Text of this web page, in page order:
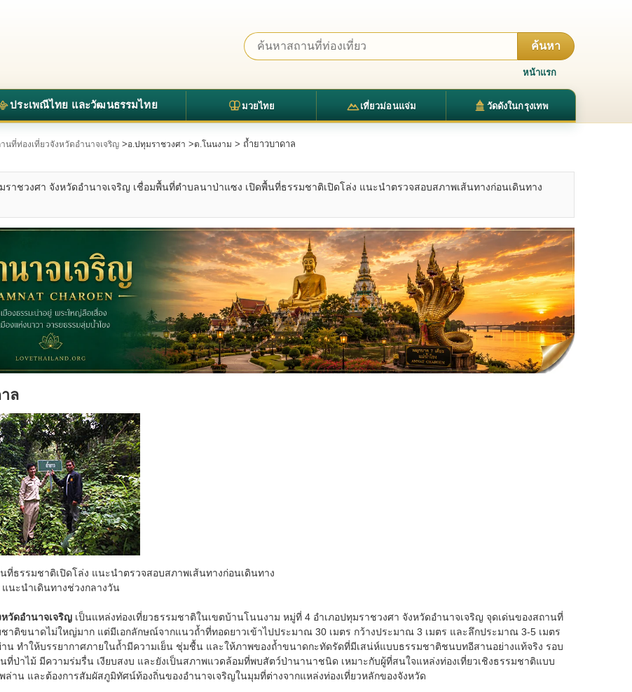
ค้นหา
หน้าแรก
ประเพณีไทย และวัฒนธรรมไทย มวยไทย เที่ยวม่อนแจ่ม วัดดังในกรุงเทพ
นที่ท่องเที่ยวจังหวัดอำนาจเจริญ >อ.ปทุมราชวงศา >ต.โนนงาม > ถ้ำยาวบาดาล
าชวงศา จังหวัดอำนาจเจริญ เชื่อมพื้นที่ตำบลนาป่าแซง เปิดพื้นที่ธรรมชาติเปิดโล่ง แนะนำตรวจสอบสภาพเส้นทางก่อนเดินทาง
ล
ที่ธรรมชาติเปิดโล่ง แนะนำตรวจสอบสภาพเส้นทางก่อนเดินทาง
แนะนำเดินทางช่วงกลางวัน
วัดอำนาจเจริญเป็นแหล่งท่องเที่ยวธรรมชาติในเขตบ้านโนนงาม หมู่ที่ 4 อำเภอปทุมราชวงศา จังหวัดอำนาจเจริญ จุดเด่นของสถานที่
าติขนาดไม่ใหญ่มาก แต่มีเอกลักษณ์จากแนวถ้ำที่ทอดยาวเข้าไปประมาณ 30 เมตร กว้างประมาณ 3 เมตร และลึกประมาณ 3-5 เมตร
น ทำให้บรรยากาศภายในถ้ำมีความเย็น ชุ่มชื้น และให้ภาพของถ้ำขนาดกะทัดรัดที่มีเสน่ห์แบบธรรมชาติชนบทอีสานอย่างแท้จริง รอบ
ที่ป่าไม้ มีความร่มรื่น เงียบสงบ และยังเป็นสภาพแวดล้อมที่พบสัตว์ป่านานาชนิด เหมาะกับผู้ที่สนใจแหล่งท่องเที่ยวเชิงธรรมชาติแบบ
พล่าน และต้องการสัมผัสภูมิทัศน์ท้องถิ่นของอำนาจเจริญในมุมที่ต่างจากแหล่งท่องเที่ยวหลักของจังหวัด